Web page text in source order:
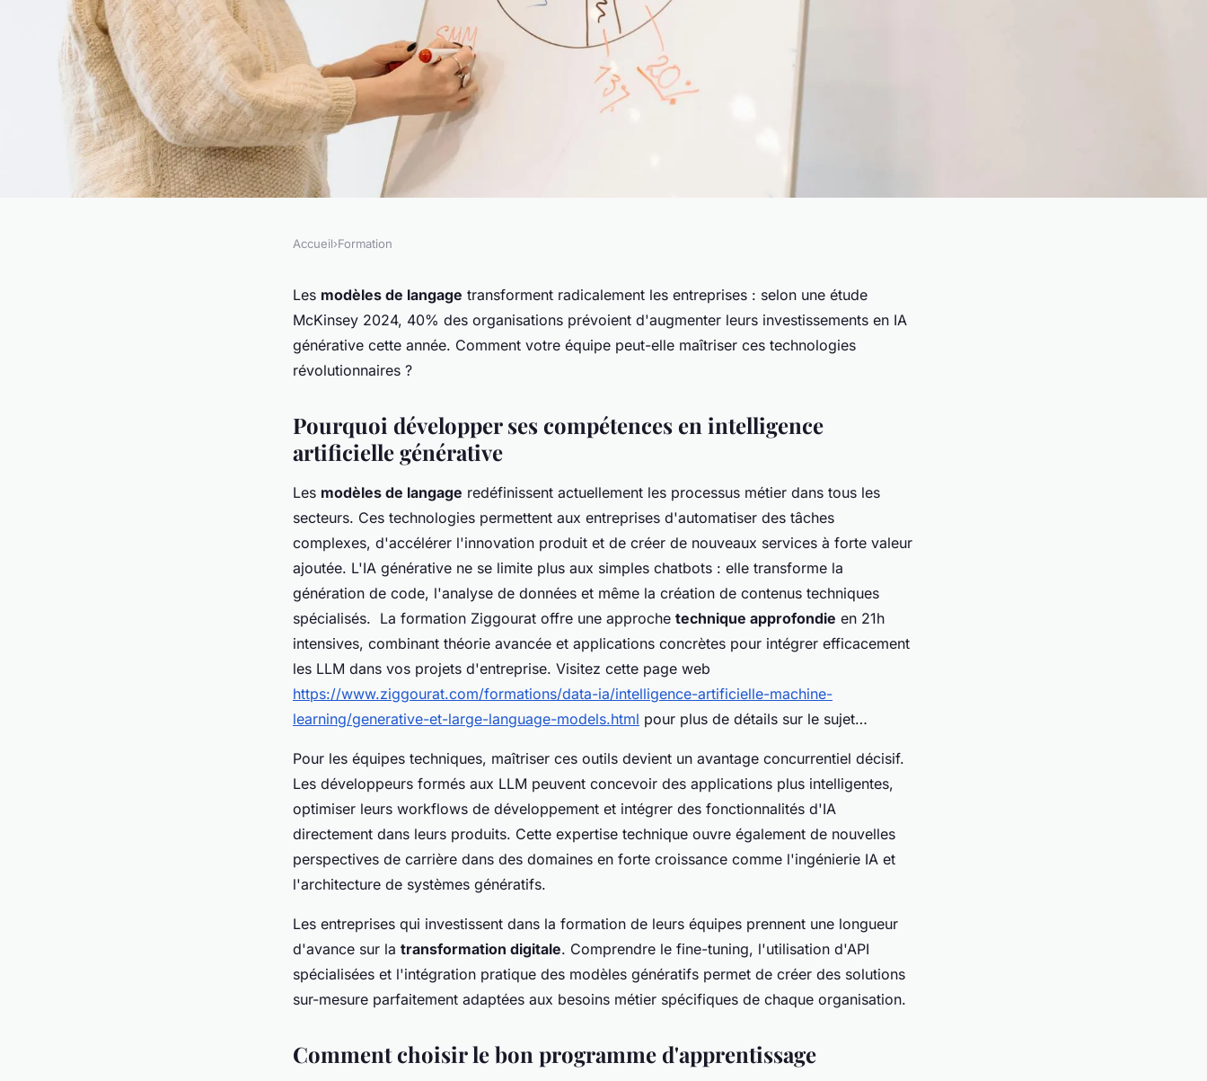
Formation llm : dominez les modèles
de langage génératifs
Accueil›Formation
Les modèles de langage transforment radicalement les entreprises : selon une étude
McKinsey 2024, 40% des organisations prévoient d'augmenter leurs investissements en IA
générative cette année. Comment votre équipe peut-elle maîtriser ces technologies
révolutionnaires ?
Pourquoi développer ses compétences en intelligence
artificielle générative
Les modèles de langage redéfinissent actuellement les processus métier dans tous les
secteurs. Ces technologies permettent aux entreprises d'automatiser des tâches
complexes, d'accélérer l'innovation produit et de créer de nouveaux services à forte valeur
ajoutée. L'IA générative ne se limite plus aux simples chatbots : elle transforme la
génération de code, l'analyse de données et même la création de contenus techniques
spécialisés. La formation Ziggourat offre une approche technique approfondie en 21h
intensives, combinant théorie avancée et applications concrètes pour intégrer efficacement
les LLM dans vos projets d'entreprise. Visitez cette page web
https://www.ziggourat.com/formations/data-ia/intelligence-artificielle-machine-
learning/generative-et-large-language-models.html pour plus de détails sur le sujet…
Pour les équipes techniques, maîtriser ces outils devient un avantage concurrentiel décisif.
Les développeurs formés aux LLM peuvent concevoir des applications plus intelligentes,
optimiser leurs workflows de développement et intégrer des fonctionnalités d'IA
directement dans leurs produits. Cette expertise technique ouvre également de nouvelles
perspectives de carrière dans des domaines en forte croissance comme l'ingénierie IA et
l'architecture de systèmes génératifs.
Les entreprises qui investissent dans la formation de leurs équipes prennent une longueur
d'avance sur la transformation digitale. Comprendre le fine-tuning, l'utilisation d'API
spécialisées et l'intégration pratique des modèles génératifs permet de créer des solutions
sur-mesure parfaitement adaptées aux besoins métier spécifiques de chaque organisation.
Comment choisir le bon programme d'apprentissage